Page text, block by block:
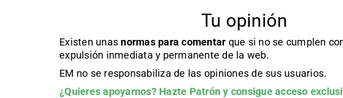
Tu opinión
Existen unas normas para comentar que si no se cumplen
expulsión inmediata y permanente de la web.
EM no se responsabiliza de las opiniones de sus usuarios.
¿Quieres apoyarnos? Hazte Patrón y consigue acceso